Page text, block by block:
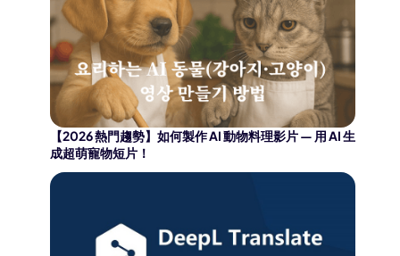
【2026 熱門趨勢】如何製作 AI 動物料理影片 — 用 AI 生
成超萌寵物短片！